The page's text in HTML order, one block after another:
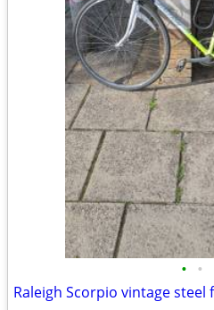
• •
Raleigh Scorpio vintage